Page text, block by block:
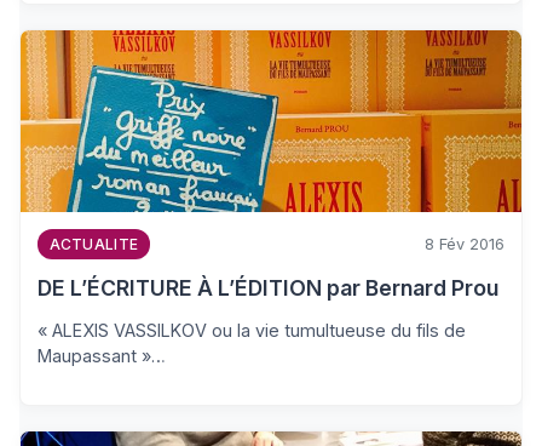
ACTUALITE 8 Fév 2016
DE L’ÉCRITURE À L’ÉDITION par Bernard Prou
« ALEXIS VASSILKOV ou la vie tumultueuse du fils de
Maupassant »…